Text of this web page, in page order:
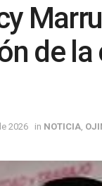
de la
2026 in NOTICIA